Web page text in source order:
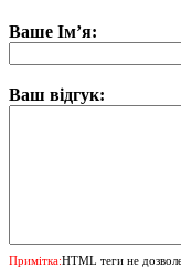
Ваше Ім’я:
Ваш відгук:
Примітка:HTML теги не